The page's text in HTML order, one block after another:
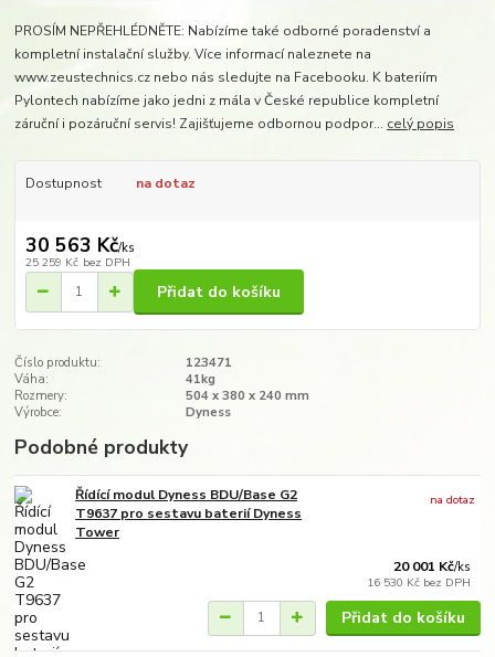
PROSÍM NEPŘEHLÉDNĚTE: Nabízíme také odborné poradenství a
kompletní instalační služby. Více informací naleznete na
www.zeustechnics.cz nebo nás sledujte na Facebooku. K bateriím
Pylontech nabízíme jako jedni z mála v České republice kompletní
záruční i pozáruční servis! Zajišťujeme odbornou podpor... celý popis
Dostupnost na dotaz
30 563 Kč/ks
25 259 Kč bez DPH
Přidat do košíku
Číslo produktu:
123471
Váha:
41kg
Rozmery:
504 x 380 x 240 mm
Výrobce:
Dyness
Podobné produkty
Řídící modul Dyness BDU/Base G2
T9637 pro sestavu baterií Dyness
Tower
20 001 Kč/ks
16 530 Kč bez DPH
na dotaz
Přidat do košíku